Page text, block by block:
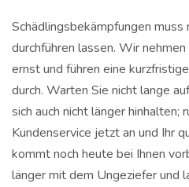
Schädlingsbekämpfungen muss
durchführen lassen. Wir
ernst und führen eine
durch. Warten Sie nicht lange
sich auch nicht länger hinhalten;
Kundenservice jetzt an und Ihr
kommt noch heute bei Ihnen
länger mit dem Ungeziefer und